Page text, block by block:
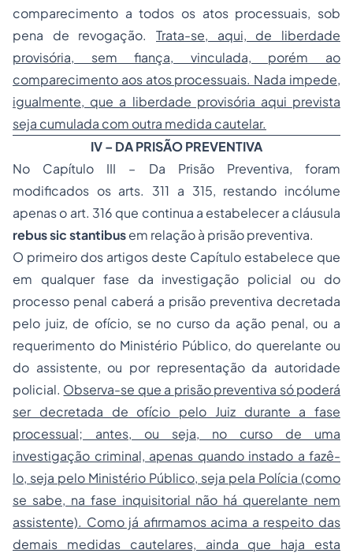
comparecimento a todos os atos processuais, sob
pena de revogação. Trata-se, aqui, de liberdade
provisória, sem fiança, vinculada, porém ao
comparecimento aos atos processuais. Nada impede,
igualmente, que a liberdade provisória aqui prevista
seja cumulada com outra medida cautelar.
IV – DA PRISÃO PREVENTIVA
No Capítulo III – Da Prisão Preventiva, foram
modificados os arts. 311 a 315, restando incólume
apenas o art. 316 que continua a estabelecer a cláusula
rebus sic stantibusem relação à prisão preventiva.
O primeiro dos artigos deste Capítulo estabelece que
em qualquer fase da investigação policial ou do
processo penal caberá a prisão preventiva decretada
pelo juiz, de ofício, se no curso da ação penal, ou a
requerimento do Ministério Público, do querelante ou
do assistente, ou por representação da autoridade
policial. Observa-se que a prisão preventiva só poderá
ser decretada de ofício pelo Juiz durante a fase
processual; antes, ou seja, no curso de uma
investigação criminal, apenas quando instado a fazê-
lo, seja pelo Ministério Público, seja pela Polícia (como
se sabe, na fase inquisitorial não há querelante nem
assistente). Como já afirmamos acima a respeito das
demais medidas cautelares, ainda que haja esta